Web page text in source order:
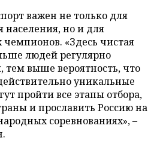
важен не только для
населения, но и для
«Здесь чистая
людей регулярно
тем выше вероятность, что
уникальные
пройти все этапы отбора,
и прославить Россию на
соревнованиях», –